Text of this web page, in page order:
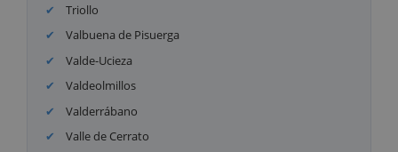
Triollo
Valbuena de Pisuerga
Valde-Ucieza
Valdeolmillos
Valderrábano
Valle de Cerrato